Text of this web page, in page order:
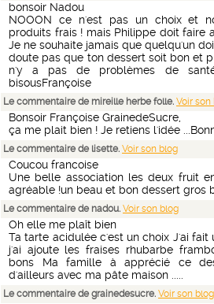
bonsoir Nadou
NOOON ce n'est pas un choix et
produits frais ! mais Philippe doit faire
Je ne souhaite jamais que quelqu'un
doute pas que ton dessert soit bon et
n'y a pas de problèmes de
bisousFrançoise
Le commentaire de mireille herbe folle. Voir son
Bonsoir Françoise GrainedeSucre,
ça me plait bien ! Je retiens l'idée
Le commentaire de lisette. Voir son blog
Coucou francoise
Une belle association les deux fruit
agréable !un beau et bon dessert gros
Le commentaire de nadou. Voir son blog
Oh elle me plaît bien
Ta tarte acidulée c'est un choix J'ai fait
j'ai ajoute les fraises rhubarbe
bons Ma famille à apprécié ce
d'ailleurs avec ma pâte maison .....
Le commentaire de grainedesucre. Voir son blog